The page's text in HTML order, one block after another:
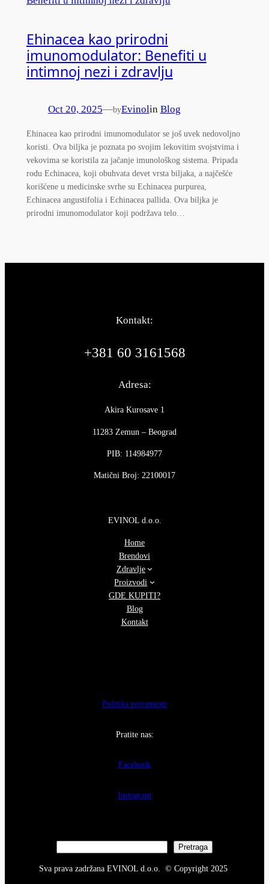
Ehinacea kao prirodni
imunomodulator: Benefiti u
intimnoj nezi i zdravlju
Oct 20, 2025—byEvinolin Blog
Ehinacea kao prirodni imunomodulator se još uvek nedovoljno
koristi. Ova biljka je poznata po svojim lekovitim svojstvima i
vekovima se koristila za jačanje imunološkog sistema. Pripada
rodu Echinacea, koji obuhvata devet vrsta biljaka, a najčešće
korišćene u medicinske svrhe su Echinacea purpurea,
Echinacea angustifolia i Echinacea pallida. Ova biljka je
prirodni imunomodulator koji podržava telo…
Kontakt:
+381 60 3161568
Adresa:
Akira Kurosave 1
11283 Zemun – Beograd
PIB: 114984977
Matični Broj: 22100017
EVINOL d.o.o.
Home
Brendovi
Zdravlje
Proizvodi
GDE KUPITI?
Blog
Kontakt
Politika privatnosti
Pratite nas:
Facebook
Instagram
a
Pretraga
Sva prava zadržana EVINOL d.o.o. © Copyright 2025